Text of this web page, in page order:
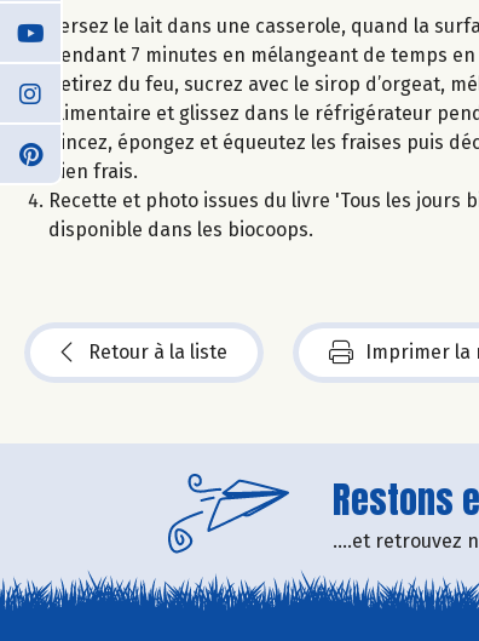
Versez le lait dans une casserole, quand la
pendant 7 minutes en mélangeant de temps
Retirez du feu, sucrez avec le sirop d’orgeat,
alimentaire et glissez dans le réfrigérateur
Rincez, épongez et équeutez les fraises puis
bien frais.
Recette et photo issues du livre 'Tous les jours
disponible dans les biocoops.
Retour à la liste Imprimer la
Restons
....et retrouvez